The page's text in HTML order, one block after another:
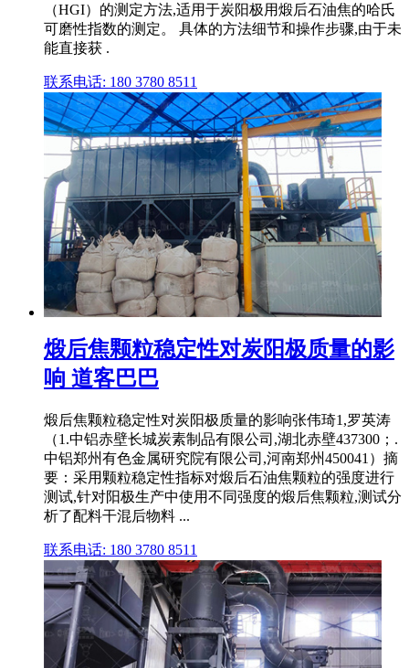
（HGI）的测定方法,适用于炭阳极用煅后石油焦的哈氏
可磨性指数的测定。 具体的方法细节和操作步骤,由于未
能直接获 .
联系电话: 180 3780 8511
煅后焦颗粒稳定性对炭阳极质量的影
响 道客巴巴
煅后焦颗粒稳定性对炭阳极质量的影响张伟琦1,罗英涛
（1.中铝赤壁长城炭素制品有限公司,湖北赤壁437300；.
中铝郑州有色金属研究院有限公司,河南郑州450041）摘
要：采用颗粒稳定性指标对煅后石油焦颗粒的强度进行
测试,针对阳极生产中使用不同强度的煅后焦颗粒,测试分
析了配料干混后物料 ...
联系电话: 180 3780 8511